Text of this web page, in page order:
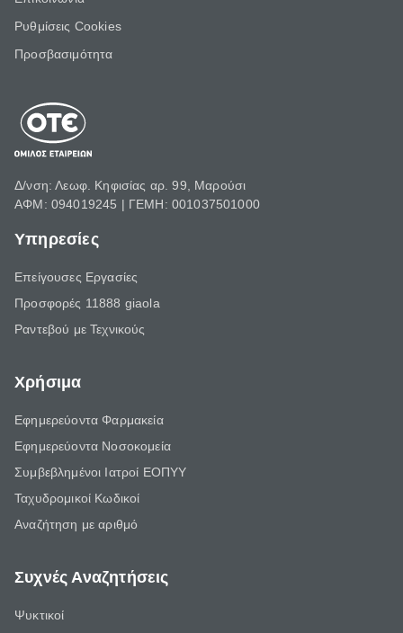
Ρυθμίσεις Cookies
Προσβασιμότητα
Δ/νση: Λεωφ. Κηφισίας αρ. 99, Μαρούσι
ΑΦΜ: 094019245 | ΓΕΜΗ: 001037501000
Υπηρεσίες
Επείγουσες Εργασίες
Προσφορές 11888 giaola
Ραντεβού με Τεχνικούς
Χρήσιμα
Εφημερεύοντα Φαρμακεία
Εφημερεύοντα Νοσοκομεία
Συμβεβλημένοι Ιατροί ΕΟΠΥΥ
Ταχυδρομικοί Κωδικοί
Αναζήτηση με αριθμό
Συχνές Αναζητήσεις
Ψυκτικοί